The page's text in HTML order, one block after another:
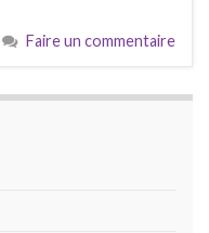
Faire un commentaire